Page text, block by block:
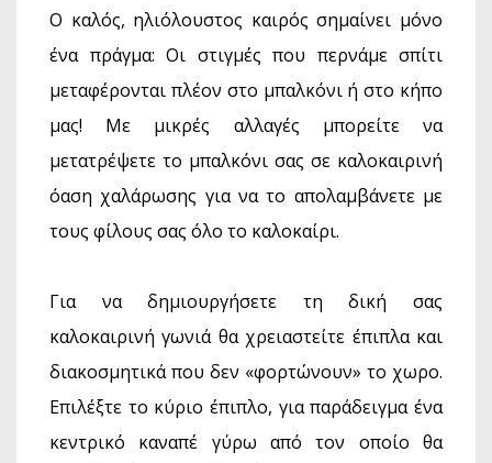
Ο καλός, ηλιόλουστος καιρός σημαίνει μόνο
ένα πράγμα: Οι στιγμές που περνάμε σπίτι
μεταφέρονται πλέον στο μπαλκόνι ή στο κήπο
μας! Με μικρές αλλαγές μπορείτε να
μετατρέψετε το μπαλκόνι σας σε καλοκαιρινή
όαση χαλάρωσης για να το απολαμβάνετε με
τους φίλους σας όλο το καλοκαίρι.
Για να δημιουργήσετε τη δική σας
καλοκαιρινή γωνιά θα χρειαστείτε έπιπλα και
διακοσμητικά που δεν «φορτώνουν» το χωρο.
Επιλέξτε το κύριο έπιπλο, για παράδειγμα ένα
κεντρικό καναπέ γύρω από τον οποίο θα